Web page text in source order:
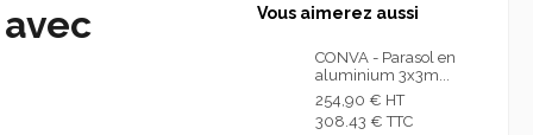
Vous aimerez aussi
CONVA - Parasol en
aluminium 3x3m...
254,90 € HT
308.43 € TTC